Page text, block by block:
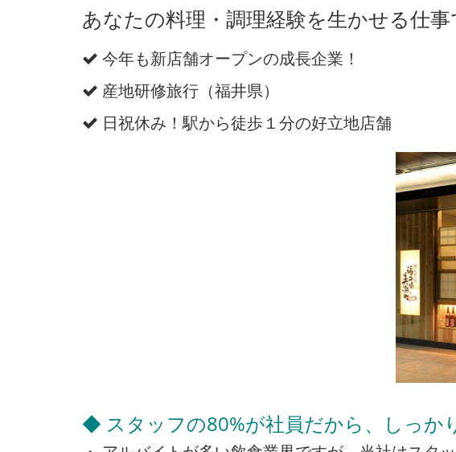
あなたの料理・調理経験を生かせる仕事
今年も新店舗オープンの成長企業！
産地研修旅行（福井県）
日祝休み！駅から徒歩１分の好立地店舗
◆ スタッフの80%が社員だから、しっか